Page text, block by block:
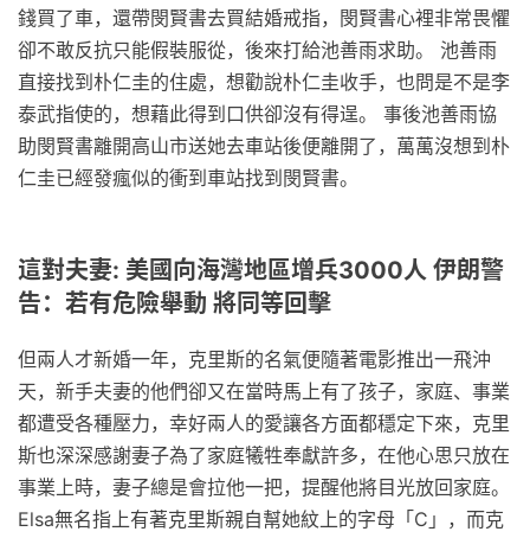
錢買了車，還帶閔賢書去買結婚戒指，閔賢書心裡非常畏懼
卻不敢反抗只能假裝服從，後來打給池善雨求助。 池善雨
直接找到朴仁圭的住處，想勸說朴仁圭收手，也問是不是李
泰武指使的，想藉此得到口供卻沒有得逞。 事後池善雨協
助閔賢書離開高山市送她去車站後便離開了，萬萬沒想到朴
仁圭已經發瘋似的衝到車站找到閔賢書。
這對夫妻: 美國向海灣地區增兵3000人 伊朗警
告：若有危險舉動 將同等回擊
但兩人才新婚一年，克里斯的名氣便隨著電影推出一飛沖
天，新手夫妻的他們卻又在當時馬上有了孩子，家庭、事業
都遭受各種壓力，幸好兩人的愛讓各方面都穩定下來，克里
斯也深深感謝妻子為了家庭犧牲奉獻許多，在他心思只放在
事業上時，妻子總是會拉他一把，提醒他將目光放回家庭。
Elsa無名指上有著克里斯親自幫她紋上的字母「C」，而克